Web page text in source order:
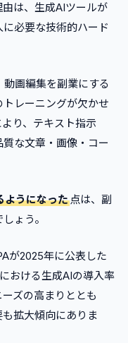
は、生成AIツールが
必要な技術的ハード
画編集を副業にする
レーニングが欠かせ
り、テキスト指示
質な文章・画像・コー
ようになった 点は、副
ょう。
が2025年に公表した
おける生成AIの導入率
ズの高まりととも
拡大傾向にありま